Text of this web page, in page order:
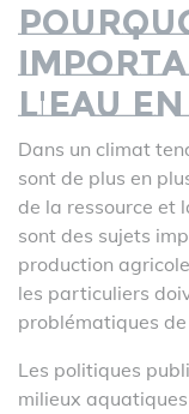
l'eau
Dans un climat
sont de plus en
de la ressource et
sont des sujets
production
les particuliers
problématiques de
Les politiques
milieux